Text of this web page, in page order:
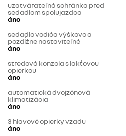
uzatvárateľná schránka pred
sedadlom spolujazdca
áno
sedadlo vodiča výškovo a
pozdĺžne nastaviteľné
áno
stredová konzola s lakťovou
opierkou
áno
automatická dvojzónová
klimatizácia
áno
3 hlavové opierky vzadu
áno